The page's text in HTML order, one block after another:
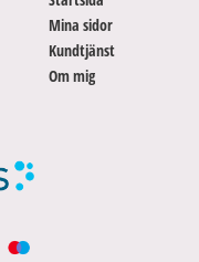
Mina sidor
Kundtjänst
Om mig